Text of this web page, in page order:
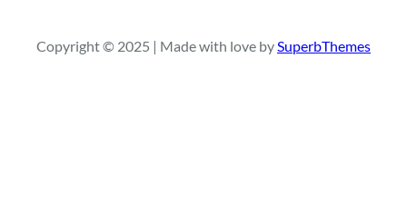
Copyright © 2025 | Made with love bySuperbThemes